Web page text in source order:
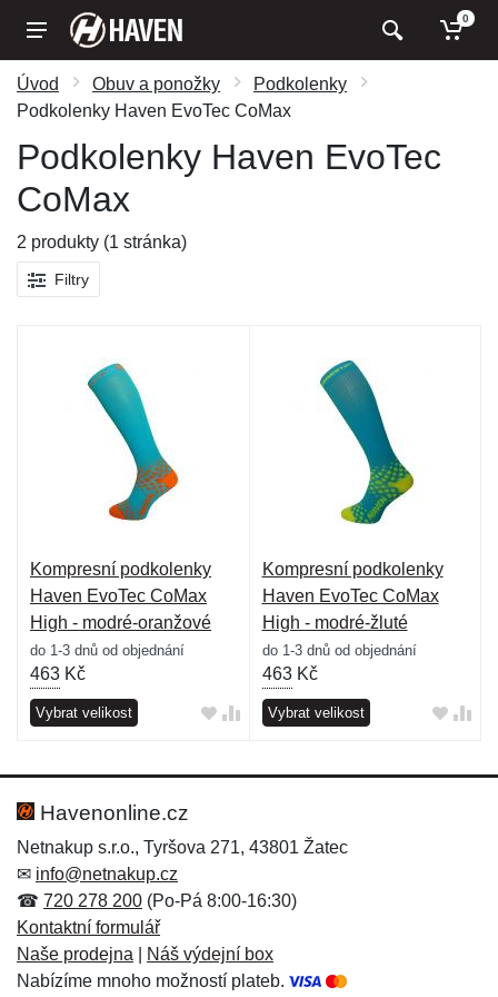
0
Úvod Obuv a ponožky
Podkolenky
Podkolenky Haven EvoTec CoMax
Podkolenky Haven EvoTec
CoMax
2 produkty (1 stránka)
Filtry
Kompresní podkolenky
Haven EvoTec CoMax
High - modré-oranžové
do 1-3 dnů od objednání
463 Kč
Vybrat velikost
Kompresní podkolenky
Haven EvoTec CoMax
High - modré-žluté
do 1-3 dnů od objednání
463Kč
Vybrat velikost
Havenonline.cz
Netnakup s.r.o., Tyršova 271, 43801 Žatec
✉ info@netnakup.cz
☎ 720 278 200 (Po-Pá 8:00-16:30)
Kontaktní formulář
Naše prodejna
Náš výdejní box
Nabízíme mnoho možností plateb.